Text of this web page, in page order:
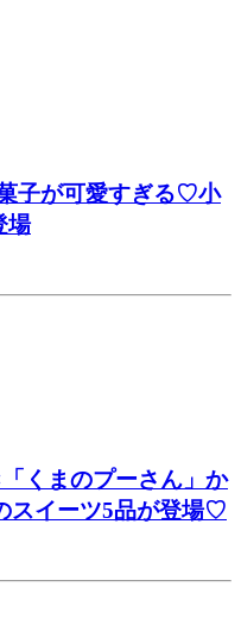
子が可愛すぎる♡小
場
くまのプーさん」か
スイーツ5品が登場♡